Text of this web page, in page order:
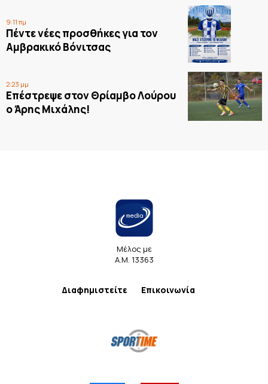
9:11 πμ
Πέντε νέες προσθήκες για τον
Αμβρακικό Βόνιτσας
2:23 μμ
Επέστρεψε στον Θρίαμβο Λούρου
ο Άρης Μιχάλης!
Μέλος με
Α.Μ. 13363
Διαφημιστείτε Επικοινωνία